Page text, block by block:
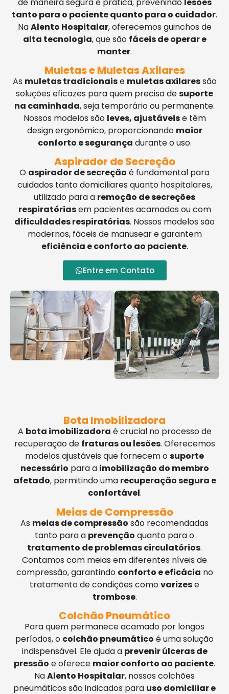
tanto para o paciente quanto para o cuidador.
NaAlento Hospitalar, oferecemos guinchos de
alta tecnologia, que são fáceis de operar e
manter.
Muletas e Muletas Axilares
As muletas tradicionaise muletas axilaressão
soluções eficazes para quem precisa desuporte
na caminhada, seja temporário ou permanente.
Nossos modelos são leves, ajustáveise têm
design ergonômico, proporcionando maior
conforto e segurança durante o uso.
Aspirador de Secreção
O aspirador de secreção é fundamental para
cuidados tanto domiciliares quanto hospitalares,
utilizado para a remoção de secreções
respiratóriasem pacientes acamados ou com
dificuldades respiratórias. Nossos modelos são
modernos, fáceis de manusear e garantem
eficiência e conforto ao paciente.
Entre em Contato
Bota Imobilizadora
A bota imobilizadora é crucial no processo de
recuperação de fraturas ou lesões. Oferecemos
modelos ajustáveis que fornecem osuporte
necessário para a imobilização do membro
afetado, permitindo uma recuperação segura e
confortável.
Meias de Compressão
As meias de compressão são recomendadas
tanto para a prevenção quanto para o
tratamento de problemas circulatórios.
Contamos com meias em diferentes níveis de
compressão, garantindo conforto e eficácia no
tratamento de condições comovarizese
trombose.
Colchão Pneumático
Para quem permanece acamado por longos
períodos, o colchão pneumático é uma solução
indispensável. Ele ajuda a prevenir úlceras de
pressão e oferece maior conforto ao paciente.
NaAlento Hospitalar, nossos colchões
pneumáticos são indicados para uso domiciliar e